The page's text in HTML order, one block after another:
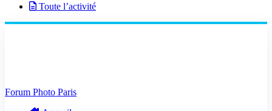
Toute l’activité
Forum Photo Paris